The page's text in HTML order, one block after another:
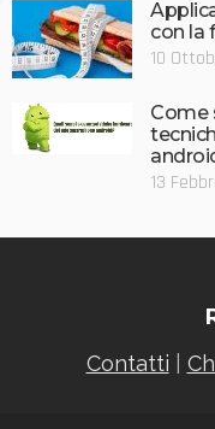
con la
10
Come
13
Contatti